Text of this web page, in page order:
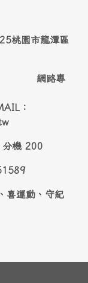
桃園市龍潭區
網路專
：
分機 200
喜運動、守紀